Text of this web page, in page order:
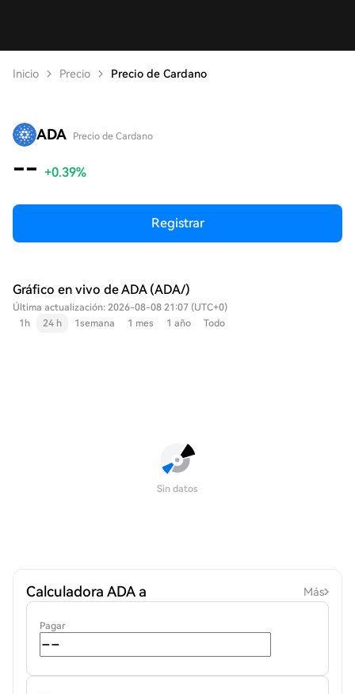
Inicio Precio Precio de Cardano
ADA Precio de Cardano
-- +0.39%
Registrar
Gráfico en vivo de ADA (ADA/)
Última actualización: 2026-08-08 21:07 (UTC+0)
1h
24 h 1semana 1 mes 1 año Todo
Sin datos
Calculadora ADA a Más
Pagar